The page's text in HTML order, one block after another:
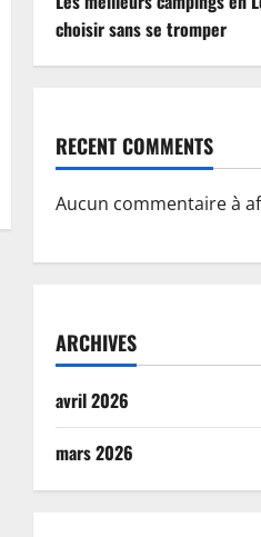
choisir sans se tromper
RECENT COMMENTS
Aucun commentaire à
ARCHIVES
avril 2026
mars 2026